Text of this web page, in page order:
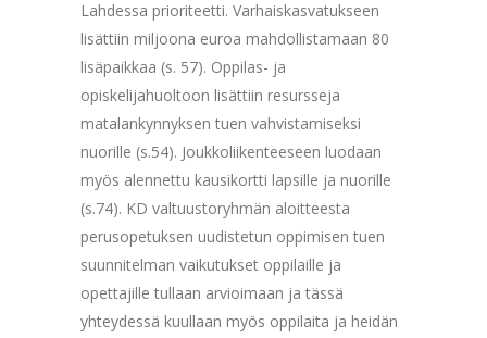
Lahdessa prioriteetti. Varhaiskasvatukseen
lisättiin miljoona euroa mahdollistamaan 80
lisäpaikkaa (s. 57). Oppilas- ja
opiskelijahuoltoon lisättiin resursseja
matalankynnyksen tuen vahvistamiseksi
nuorille (s.54). Joukkoliikenteeseen luodaan
myös alennettu kausikortti lapsille ja nuorille
(s.74). KD valtuustoryhmän aloitteesta
perusopetuksen uudistetun oppimisen tuen
suunnitelman vaikutukset oppilaille ja
opettajille tullaan arvioimaan ja tässä
yhteydessä kuullaan myös oppilaita ja heidän